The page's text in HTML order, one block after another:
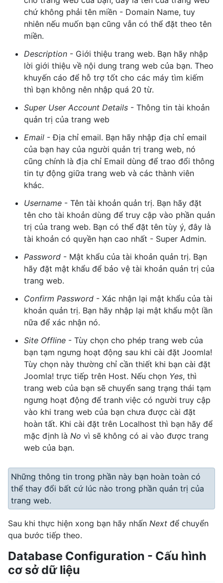
chứ không phải tên miền - Domain Name, tuy
nhiên nếu muốn bạn cũng vẫn có thể đặt theo tên
miền.
Description - Giới thiệu trang web. Bạn hãy nhập
lời giới thiệu về nội dung trang web của bạn. Theo
khuyến cáo để hỗ trợ tốt cho các máy tìm kiếm
thì bạn không nên nhập quá 20 từ.
Super User Account Details - Thông tin tài khoản
quản trị của trang web
Email - Địa chỉ email. Bạn hãy nhập địa chỉ email
của bạn hay của người quản trị trang web, nó
cũng chính là địa chỉ Email dùng để trao đổi thông
tin tự động giữa trang web và các thành viên
khác.
Username - Tên tài khoản quản trị. Bạn hãy đặt
tên cho tài khoản dùng để truy cập vào phần quản
trị của trang web. Bạn có thể đặt tên tùy ý, đây là
tài khoản có quyền hạn cao nhất - Super Admin.
Password - Mật khẩu của tài khoản quản trị. Bạn
hãy đặt mật khẩu để bảo vệ tài khoản quản trị của
trang web.
Confirm Password - Xác nhận lại mật khẩu của tài
khoản quản trị. Bạn hãy nhập lại mật khẩu một lần
nữa để xác nhận nó.
Site Offline - Tùy chọn cho phép trang web của
bạn tạm ngưng hoạt động sau khi cài đặt Joomla!
Tùy chọn này thường chỉ cần thiết khi bạn cài đặt
Joomla! trực tiếp trên Host. Nếu chọn Yes, thì
trang web của bạn sẽ chuyển sang trạng thái tạm
ngưng hoạt động để tranh việc có người truy cập
vào khi trang web của bạn chưa được cài đặt
hoàn tất. Khi cài đặt trên Localhost thì bạn hãy để
mặc định là No vì sẽ không có ai vào được trang
web của bạn.
Những thông tin trong phần này bạn hoàn toàn có
thể thay đổi bất cứ lúc nào trong phần quản trị của
trang web.
Sau khi thực hiện xong bạn hãy nhấn Next để chuyển
qua bước tiếp theo.
Database Configuration - Cấu hình
cơ sở dữ liệu